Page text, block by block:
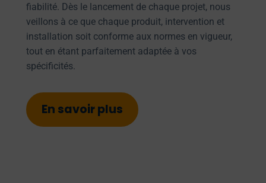
fiabilité. Dès le lancement de chaque projet, nous
veillons à ce que chaque produit, intervention et
installation soit conforme aux normes en vigueur,
tout en étant parfaitement adaptée à vos
spécificités.
En savoir plus